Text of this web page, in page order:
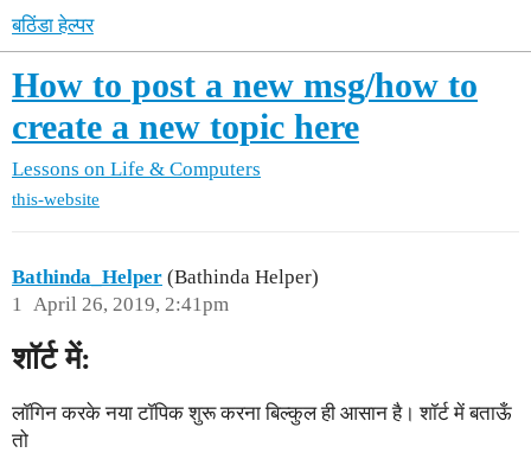
बठिंडा हेल्पर
How to post a new msg/how to
create a new topic here
Lessons on Life & Computers
this-website
Bathinda_Helper (Bathinda Helper)
April 26, 2019, 2:41pm
1
शॉर्ट में:
लॉगिन करके नया टॉपिक शुरू करना बिल्कुल ही आसान है। शॉर्ट में बताऊँ
तो